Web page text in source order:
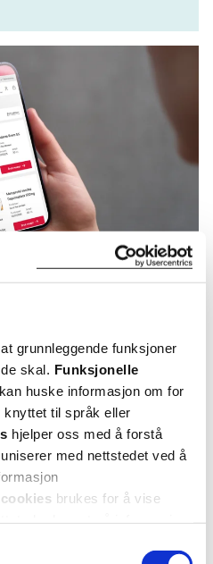
grunnleggende funksjoner
skal. Funksjonelle
huske informasjon om for
knyttet til språk eller
hjelper oss med å forstå
med nettstedet ved å
brukes for å vise